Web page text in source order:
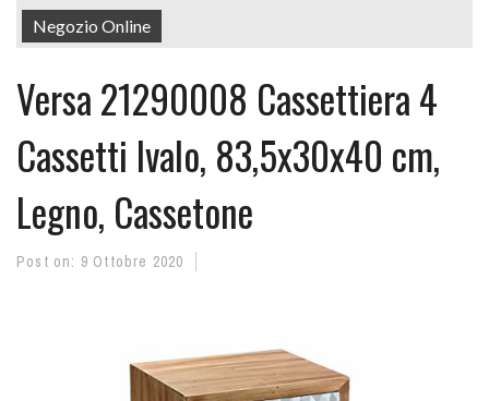
Negozio Online
Versa 21290008 Cassettiera 4
Cassetti Ivalo, 83,5x30x40 cm,
Legno, Cassetone
Post on: 9 Ottobre 2020